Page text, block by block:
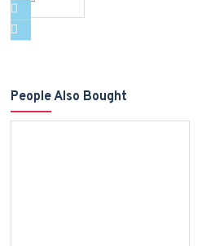
People Also Bought